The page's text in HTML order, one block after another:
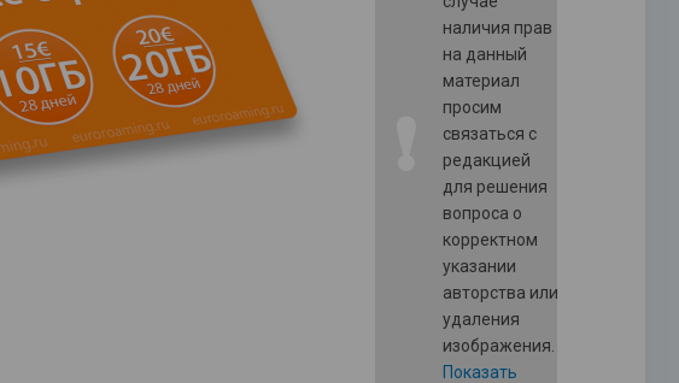
наличия прав
на данный
материал
просим
связаться с
редакцией
для решения
вопроса о
корректном
указании
авторства или
удаления
изображения.
Показать